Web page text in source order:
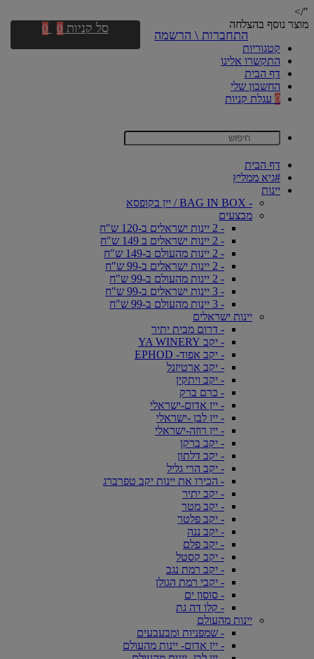
"/>
מוצר נוסף בהצלחה
קטגוריות
התקשרו אלינו
דף הבית
החשבון שלי
0 עגלת קניות
דף הבית
#גיא ממליץ
יינות
- BAG IN BOX / יין בקופסא
מבצעים
- 2 יינות ישראלים ב-120 ש"ח
- 2 יינות ישראלים ב 149 ש"ח
- 2 יינות מהעולם ב-149 ש"ח
- 2 יינות ישראלים ב-99 ש"ח
- 2 יינות מהעולם ב-99 ש"ח
- 3 יינות ישראלים ב-99 ש"ח
- 3 יינות מהעולם ב-99 ש"ח
יינות ישראלים
- דרום מבית יתיר
- יקב YA WINERY
- יקב אפוד- EPHOD
- יקב ארטיזנל
- יקב ויתקין
- כרם ברק
- יין אדום-ישראלי
- יין לבן -ישראלי
- יין רוזה-ישראלי
- יקב ברקן
- יקב דלתון
- יקב הרי גליל
- הכירו את יינות יקב טפרברג
- יקב יתיר
- יקב מטר
- יקב פלטר
- יקב ננה
- יקב פלם
- יקב קסטל
- יקב רמת נגב
- יקבי רמת הגולן
- סוסון ים
- קלו דה גת
יינות מהעולם
- שמפניות ומבעבעים
- יין אדום- יינות מהעולם
התחברות \ הרשמה סל קניות 0
0